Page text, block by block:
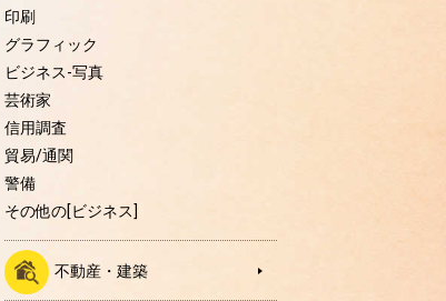
印刷
グラフィック
ビジネス-写真
芸術家
信用調査
貿易/通関
警備
その他の[ビジネス]
不動産・建築